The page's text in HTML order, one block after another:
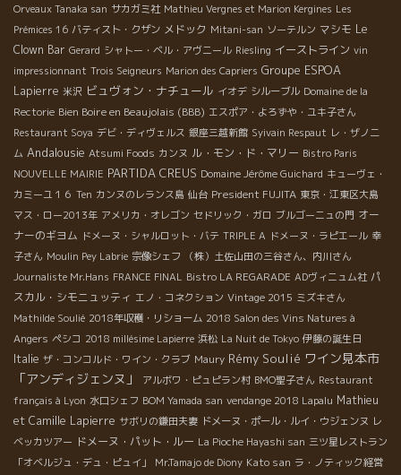
Orveaux Tanaka san サカガミ社 Mathieu Vergnes et Marion Kergines Les
Prémices 16 バティスト・クザン メドック Mitani-san ソーテルン マシモ Le
Clown Bar Gerard シャトー・ベル・アヴニール Riesling イーストライン vin
impressionnant Trois Seigneurs Marion des Capriers Groupe ESPOA
Lapierre 米沢 ビュヴォン・ナチュール イオデ シルーブル Domaine de la
Rectorie Bien Boire en Beaujolais (BBB) エスポア・よろずや・ユキ子さん
Restaurant Soya デビ・ディヴェルス 銀座三越新館 Syivain Respaut レ・ザノ二
ム Andalousie Atsumi Foods カンヌ ル・モン・ド・マリー Bistro Paris
NOUVELLE MAIRIE PARTIDA CREUS Domaine Jérôme Guichard キューヴェ・
カミーユ１６ Ten カンヌのレランス島 仙台 President FUJITA 東京・江東区大島
マス・ロー2013年 アメリカ・オレゴン セドリック・ガロ ブルゴーニュの門 オー
ナーのギヨム ドメーヌ・シャルロット・バテ TRIPLE A ドメーヌ・ラピエール 幸
子さん Moulin Pey Labrie 宗像シェフ
（株）土佐山田の三谷さん、内川さん
Journaliste Mr.Hans FRANCE FINAL Bistro LA REGARADE ADヴィニュム社 パ
スカル・シモニュッティ エノ・コネクション Vintage 2015 ミズキさん
Mathilde Soulié 2018年収穫・リショーム 2018 Salon des Vins Natures à
Angers ペシコ 2018 millésime Lapierre 浜松 La Nuit de Tokyo 伊藤の誕生日
Italie ザ・コンコルド・ワイン・クラブ Maury Rémy Soulié ワイン見本市
「アンディジェンヌ」
アルボワ・ピュピラン村 BMO聖子さん Restaurant
français à Lyon 水口シェフ BOM Yamada san vendange 2018 Lapalu Mathieu
et Camille Lapierre サボリの鎌田夫妻 ドメーヌ・ポール・ルイ・ウジェンヌ レ
ベッカツアー ドメーヌ・パット・ルー La Pioche Hayashi san 三ツ星レストラン
「オベルジュ・デュ・ピュイ」
Mr.Tamajo de Diony Kato san ラ・ノティック経営